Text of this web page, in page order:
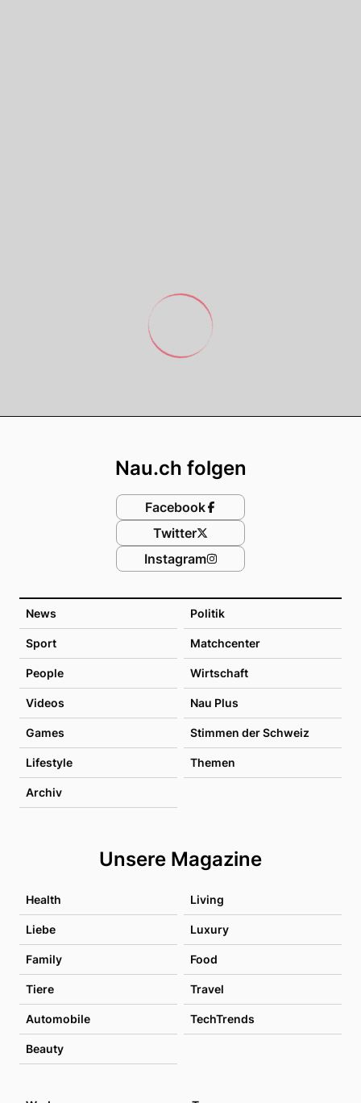
News Politik
Sport Matchcenter
People Wirtschaft
Videos Nau Plus
Games Stimmen der Schweiz
Lifestyle Themen
Archiv
Unsere Magazine
Health Living
Liebe Luxury
Family Food
Tiere Travel
Automobile TechTrends
Beauty
Nau.ch folgen
Facebook
Twitter
Instagram